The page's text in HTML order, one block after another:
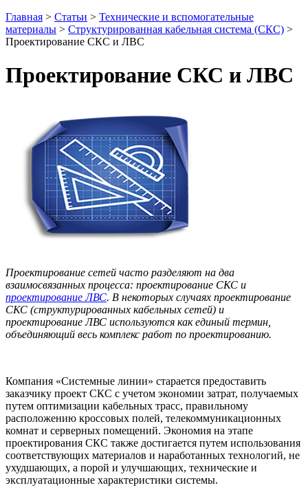
Главная > Статьи > Технические и вспомогательные
материалы > Структурированная кабельная система (СКС) >
Проектирование СКС и ЛВС
Проектирование СКС и ЛВС
Проектирование сетей часто разделяют на два
взаимосвязанных процесса: проектирование СКС и
проектирование ЛВС. В некоторых случаях проектирование
СКС (структурированных кабельных сетей) и
проектирование ЛВС используются как единый термин
объединяющий весь комплекс работ по проектированию.
Компания «Системные линии» старается предоставить
заказчику проект СКС с учетом экономии затрат, получаемых
путем оптимизации кабельных трасс, правильному
расположению кроссовых полей, телекоммуникационных
комнат и серверных помещений. Экономия на этапе
проектирования СКС также достигается путем использования
соответствующих материалов и наработанных технологий, не
ухудшающих, а порой и улучшающих, технические и
эксплуатационные характеристики системы.